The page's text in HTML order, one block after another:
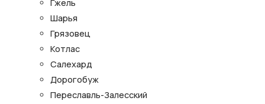
Гжель
Шарья
Грязовец
Котлас
Салехард
Дорогобуж
Переславль-Залесский